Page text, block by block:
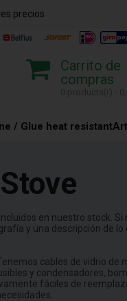
precios
Carrito de
compras
/ Glue heat resistant
en nuestro stock. Si
y una descripción de lo
cables de vidrio de
y condensadores,
fáciles de